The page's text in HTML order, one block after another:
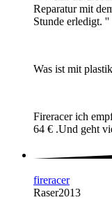
Reparatur mit
Stunde erledigt. ''
Was ist mit
Fireracer ich
64 € .Und geht
fireracer
Raser2013